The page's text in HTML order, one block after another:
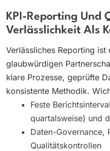
KPI-Reporting Und
Verlässlichkeit Als
Verlässliches Reporting
glaubwürdigen
klare Prozesse, geprüfte
konsistente Methodik.
Feste
quartalsweise) und
Daten-Governance,
Qualitätskontrollen